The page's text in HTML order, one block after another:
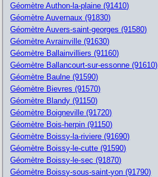
Géomètre Authon-la-plaine (91410)
Géomètre Auvernaux (91830)
Géomètre Auvers-saint-georges (91580)
Géomètre Avrainville (91630)
Géomètre Ballainvilliers (91160)
Géomètre Ballancourt-sur-essonne (91610)
Géomètre Baulne (91590)
Géomètre Bievres (91570)
Géomètre Blandy (91150)
Géomètre Boigneville (91720)
Géomètre Bois-herpin (91150)
Géomètre Boissy-la-riviere (91690)
Géomètre Boissy-le-cutte (91590)
Géomètre Boissy-le-sec (91870)
Géomètre Boissy-sous-saint-yon (91790)